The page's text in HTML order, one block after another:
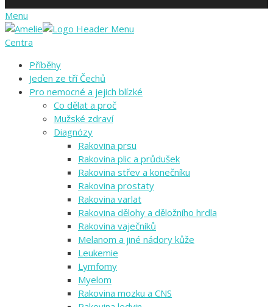
Menu
Centra
Příběhy
Jeden ze tří Čechů
Pro nemocné a jejich blízké
Co dělat a proč
Mužské zdraví
Diagnózy
Rakovina prsu
Rakovina plic a průdušek
Rakovina střev a konečníku
Rakovina prostaty
Rakovina varlat
Rakovina dělohy a děložního hrdla
Rakovina vaječníků
Melanom a jiné nádory kůže
Leukemie
Lymfomy
Myelom
Rakovina mozku a CNS